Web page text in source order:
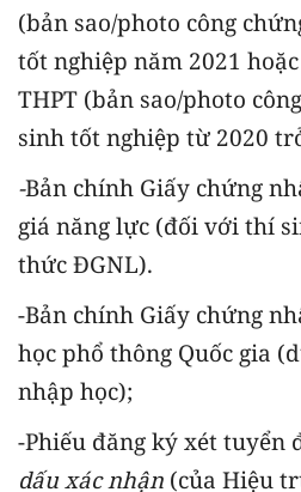
(bản sao/photo công
tốt nghiệp năm 2021
THPT (bản sao/photo
sinh tốt nghiệp từ 2020
-Bản chính Giấy chứng
giá năng lực (đối với thí
thức ĐGNL).
-Bản chính Giấy chứng
học phổ thông Quốc gia
nhập học);
-Phiếu đăng ký xét tuyển
dấu xác nhận (của Hiệu